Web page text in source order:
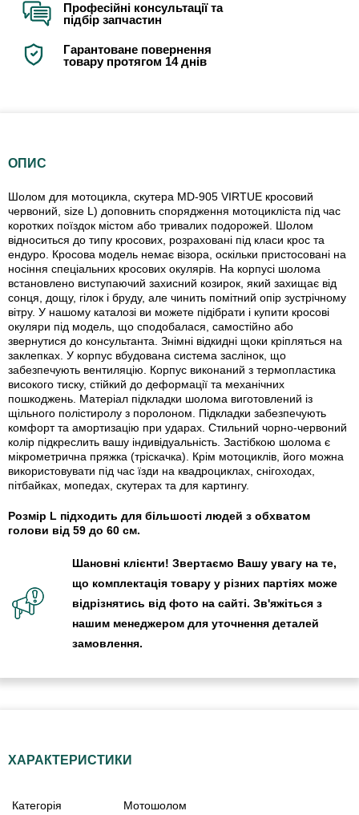
Професійні консультації та
підбір запчастин
Гарантоване повернення
товару протягом 14 днів
ОПИС
Шолом для мотоцикла, скутера MD-905 VIRTUE кросовий
червоний, size L) доповнить спорядження мотоцикліста під час
коротких поїздок містом або тривалих подорожей. Шолом
відноситься до типу кросових, розраховані під класи крос та
ендуро. Кросова модель немає візора, оскільки пристосовані на
носіння спеціальних кросових окулярів. На корпусі шолома
встановлено виступаючий захисний козирок, який захищає від
сонця, дощу, гілок і бруду, але чинить помітний опір зустрічному
вітру. У нашому каталозі ви можете підібрати і купити кросові
окуляри під модель, що сподобалася, самостійно або
звернутися до консультанта. Знімні відкидні щоки кріпляться на
заклепках. У корпус вбудована система заслінок, що
забезпечують вентиляцію. Корпус виконаний з термопластика
високого тиску, стійкий до деформації та механічних
пошкоджень. Матеріал підкладки шолома виготовлений із
щільного полістиролу з поролоном. Підкладки забезпечують
комфорт та амортизацію при ударах. Стильний чорно-червоний
колір підкреслить вашу індивідуальність. Застібкою шолома є
мікрометрична пряжка (тріскачка). Крім мотоциклів, його можна
використовувати під час їзди на квадроциклах, снігоходах,
пітбайках, мопедах, скутерах та для картингу.
Розмір L підходить для більшості людей з обхватом
голови від 59 до 60 см.
Шановні клієнти! Звертаємо Вашу увагу на те,
що комплектація товару у різних партіях може
відрізнятись від фото на сайті. Зв'яжіться з
нашим менеджером для уточнення деталей
замовлення.
ХАРАКТЕРИСТИКИ
Категорія Мотошолом